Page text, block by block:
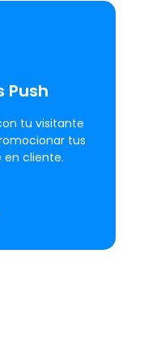
Push
tu visitante
tus
en cliente.